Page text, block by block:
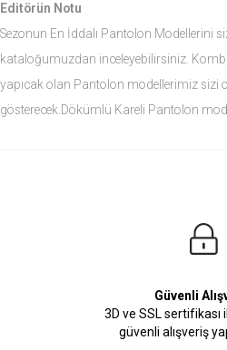
Editörün Notu
Sezonun En İddalı Pantolon Modellerini
kataloğumuzdan inceleyebilirsiniz.
yapıcak olan Pantolon modellerimiz sizi
gösterecek.Dökümlü Kareli Pantolon
Manken Bedenleri Üst Grup M, Alt
Güvenli
3D ve SSL
güvenli alışveriş